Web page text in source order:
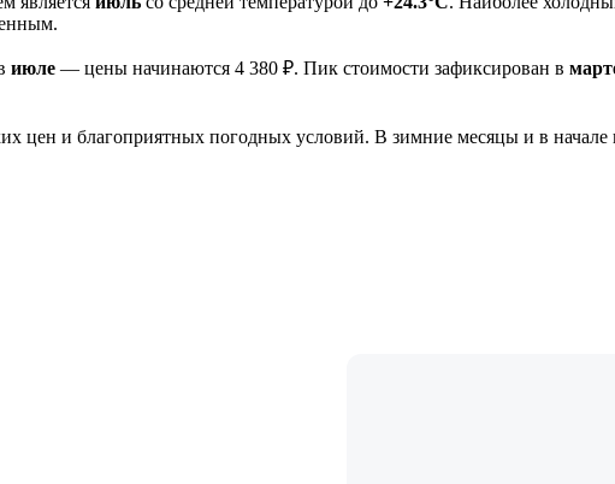
июле — цены начинаются 4 380 ₽. Пик стоимости зафиксирован в
цен и благоприятных погодных условий. В зимние месяцы и в начале